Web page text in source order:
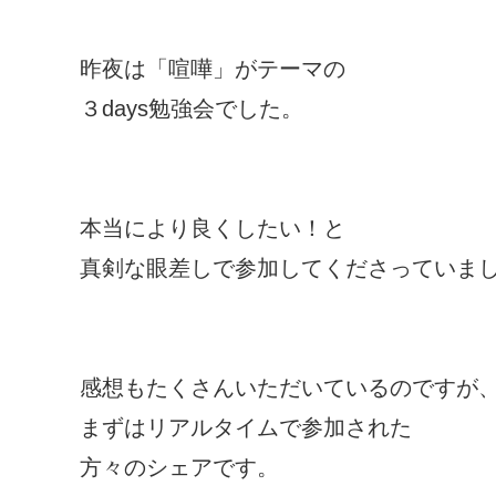
昨夜は「喧嘩」がテーマの
３days勉強会でした。
本当により良くしたい！と
真剣な眼差しで参加してくださっていまし
感想もたくさんいただいているのですが、
まずはリアルタイムで参加された
方々のシェアです。